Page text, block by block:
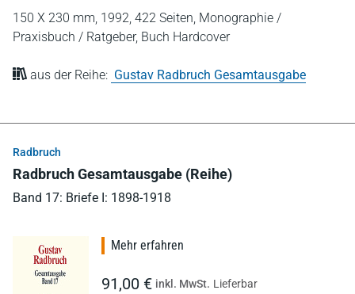
150 X 230 mm, 1992, 422 Seiten, Monographie /
Praxisbuch / Ratgeber, Buch Hardcover
aus der Reihe: Gustav Radbruch Gesamtausgabe
Radbruch
Radbruch Gesamtausgabe (Reihe)
Band 17: Briefe I: 1898-1918
Mehr erfahren
91,00 € inkl. MwSt. Lieferbar